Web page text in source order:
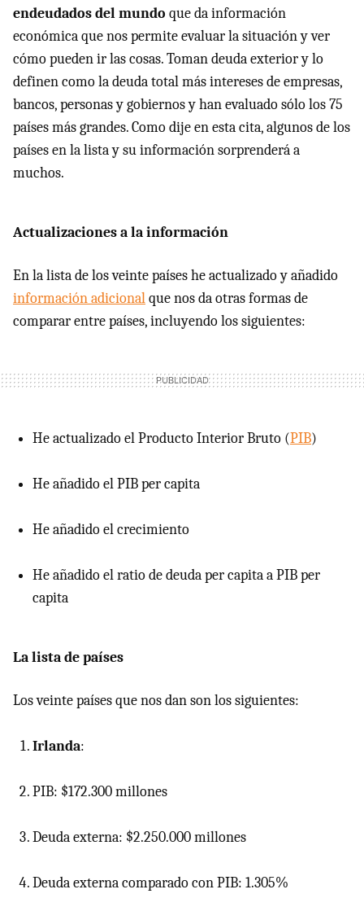
endeudados del mundo que da información
económica que nos permite evaluar la situación y ver
cómo pueden ir las cosas. Toman deuda exterior y lo
definen como la deuda total más intereses de empresas,
bancos, personas y gobiernos y han evaluado sólo los 75
países más grandes. Como dije en esta cita, algunos de los
países en la lista y su información sorprenderá a
muchos.
Actualizaciones a la información
En la lista de los veinte países he actualizado y añadido
información adicionalque nos da otras formas de
comparar entre países, incluyendo los siguientes:
He actualizado el Producto Interior Bruto (PIB)
He añadido elPIBper capita
He añadido el crecimiento
He añadido el ratio de deuda per capita aPIBper
capita
La lista de países
Los veinte países que nos dan son los siguientes:
Irlanda:
PIB: $172.300 millones
Deuda externa: $2.250.000 millones
Deuda externa comparado con PIB: 1.305%